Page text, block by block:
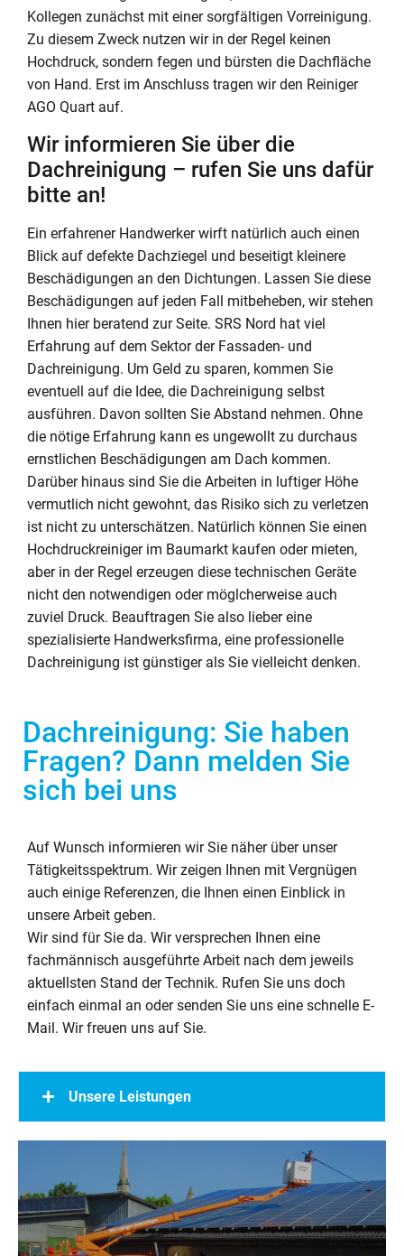
Kollegen zunächst mit einer sorgfältigen Vorreinigung.
Zu diesem Zweck nutzen wir in der Regel keinen
Hochdruck, sondern fegen und bürsten die Dachfläche
von Hand. Erst im Anschluss tragen wir den Reiniger
AGO Quart auf.
Wir informieren Sie über die
Dachreinigung – rufen Sie uns dafür
bitte an!
Ein erfahrener Handwerker wirft natürlich auch einen
Blick auf defekte Dachziegel und beseitigt kleinere
Beschädigungen an den Dichtungen. Lassen Sie diese
Beschädigungen auf jeden Fall mitbeheben, wir stehen
Ihnen hier beratend zur Seite. SRS Nord hat viel
Erfahrung auf dem Sektor der Fassaden- und
Dachreinigung. Um Geld zu sparen, kommen Sie
eventuell auf die Idee, die Dachreinigung selbst
ausführen. Davon sollten Sie Abstand nehmen. Ohne
die nötige Erfahrung kann es ungewollt zu durchaus
ernstlichen Beschädigungen am Dach kommen.
Darüber hinaus sind Sie die Arbeiten in luftiger Höhe
vermutlich nicht gewohnt, das Risiko sich zu verletzen
ist nicht zu unterschätzen. Natürlich können Sie einen
Hochdruckreiniger im Baumarkt kaufen oder mieten,
aber in der Regel erzeugen diese technischen Geräte
nicht den notwendigen oder möglcherweise auch
zuviel Druck. Beauftragen Sie also lieber eine
spezialisierte Handwerksfirma, eine professionelle
Dachreinigung ist günstiger als Sie vielleicht denken.
Dachreinigung: Sie haben
Fragen? Dann melden Sie
sich bei uns
Auf Wunsch informieren wir Sie näher über unser
Tätigkeitsspektrum. Wir zeigen Ihnen mit Vergnügen
auch einige Referenzen, die Ihnen einen Einblick in
unsere Arbeit geben.
Wir sind für Sie da. Wir versprechen Ihnen eine
fachmännisch ausgeführte Arbeit nach dem jeweils
aktuellsten Stand der Technik. Rufen Sie uns doch
einfach einmal an oder senden Sie uns eine schnelle E-
Mail. Wir freuen uns auf Sie.
Unsere Leistungen